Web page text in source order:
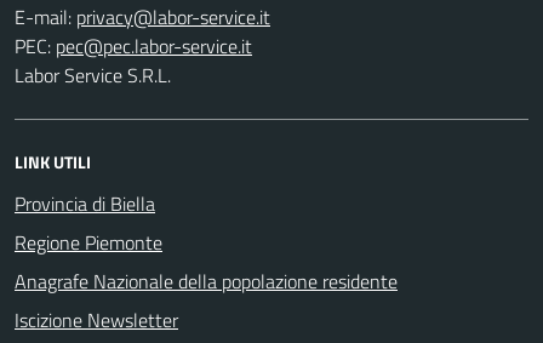
E-mail:
PEC:
Labor Service S.R.L.
LINK UTILI
Provincia di Biella
Regione Piemonte
Anagrafe Nazionale della popolazione residente
Iscizione Newsletter